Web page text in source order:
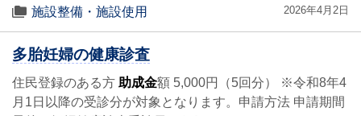
施設整備・施設使用
2026年4月2日
多胎妊婦の健康診査
住民登録のある方 助成金額 5,000円（5回分） ※令和8年4
月1日以降の受診分が対象となります。申請方法 申請期間